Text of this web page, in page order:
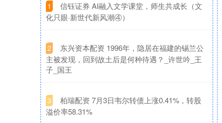
1
​信钰证券 AI融入文学课堂，师生共成长（文
化只眼·新世代新风潮④）
2
​东兴资本配资 1996年，隐居在福建的锡兰公
主被发现，回到故土后是何种待遇？_许世吟_王
子_国王
3
​柏瑞配资 7月3日韦尔转债上涨0.41%，转股
溢价率58.31%